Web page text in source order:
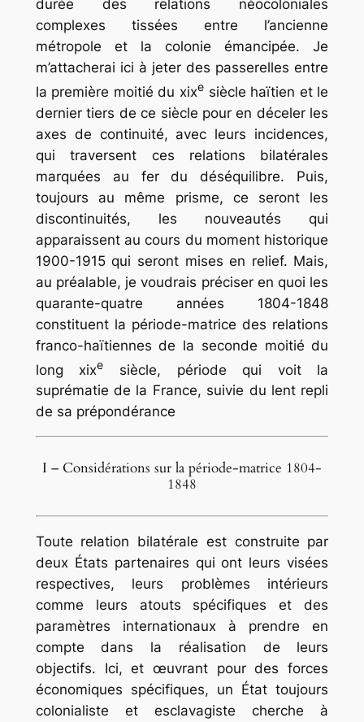
durée des relations néocoloniales
complexes tissées entre l’ancienne
métropole et la colonie émancipée. Je
m’attacherai ici à jeter des passerelles entre
la première moitié du xixe siècle haïtien et le
dernier tiers de ce siècle pour en déceler les
axes de continuité, avec leurs incidences,
qui traversent ces relations bilatérales
marquées au fer du déséquilibre. Puis,
toujours au même prisme, ce seront les
discontinuités, les nouveautés qui
apparaissent au cours du moment historique
1900-1915 qui seront mises en relief. Mais,
au préalable, je voudrais préciser en quoi les
quarante-quatre années 1804-1848
constituent la période-matrice des relations
franco-haïtiennes de la seconde moitié du
long xixe
siècle, période qui voit la
suprématie de la France, suivie du lent repli
de sa prépondérance
I – Considérations sur la période-matrice 1804-
1848
Toute relation bilatérale est construite par
deux États partenaires qui ont leurs visées
respectives, leurs problèmes intérieurs
comme leurs atouts spécifiques et des
paramètres internationaux à prendre en
compte dans la réalisation de leurs
objectifs. Ici, et œuvrant pour des forces
économiques spécifiques, un État toujours
colonialiste et esclavagiste cherche à